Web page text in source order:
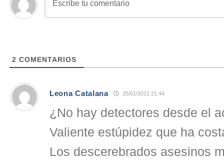
2 COMENTARIOS
Leona Catalana 25/01/2011 21:44
¿No hay detectores desde el
Valiente estúpidez que ha
Los descerebrados asesinos